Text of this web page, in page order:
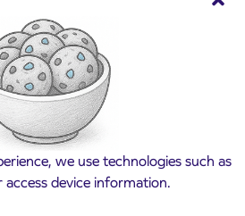
we use technologies such as
device information.
Sežana closed on 4. 8.